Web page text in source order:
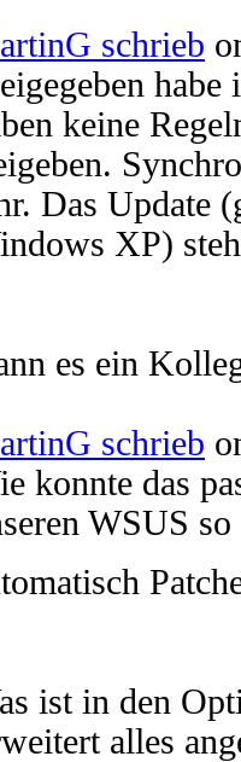
schrieb
keine
Das Update
XP)
es ein
schrieb
konnte das
WSUS
ist in den
alles